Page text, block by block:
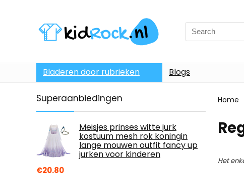
Bladeren door rubrieken Blogs
Superaanbiedingen
Meisjes prinses witte jurk
kostuum mesh rok koningin
lange mouwen outfit fancy up
jurken voor kinderen
€20.80
Home
Het